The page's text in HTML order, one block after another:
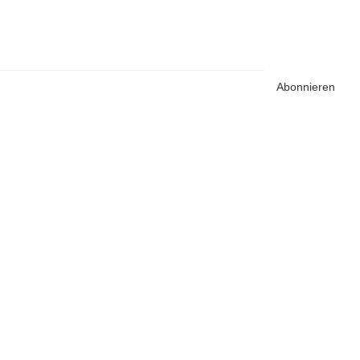
Abonnieren